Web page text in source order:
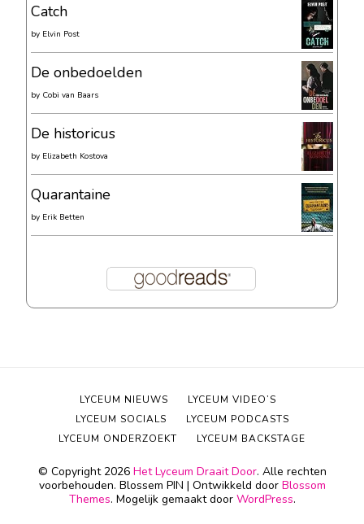
Catch
by Elvin Post
De onbedoelden
by Cobi van Baars
De historicus
by Elizabeth Kostova
Quarantaine
by Erik Betten
© Copyright 2026 Het Lyceum Draait Door. Alle rechten
voorbehouden. Blossem PIN | Ontwikkeld door Blossom
Themes. Mogelijk gemaakt door WordPress.
LYCEUM NIEUWS
LYCEUM VIDEO’S
LYCEUM SOCIALS
LYCEUM PODCASTS
LYCEUM ONDERZOEKT
LYCEUM BACKSTAGE